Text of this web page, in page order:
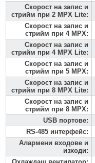
Скорост на запис и
стрийм при 2 MPX Lite:
Скорост на запис и
стрийм при 4 MPX:
Скорост на запис и
стрийм при 4 MPX Lite:
Скорост на запис и
стрийм при 5 MPX:
Скорост на запис и
стрийм при 8 MPX Lite:
Скорост на запис и
стрийм при 8 MPX:
USB портове:
RS-485 интерфейс:
Алармени входове и
изходи: